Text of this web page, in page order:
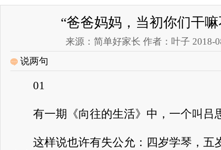
“爸爸妈妈，当初你们干
来源：简单好家长 作者：叶子 2018-
说两句
01
有一期《向往的生活》中，一个叫吕
这样说也许有失公允：四岁学琴，五